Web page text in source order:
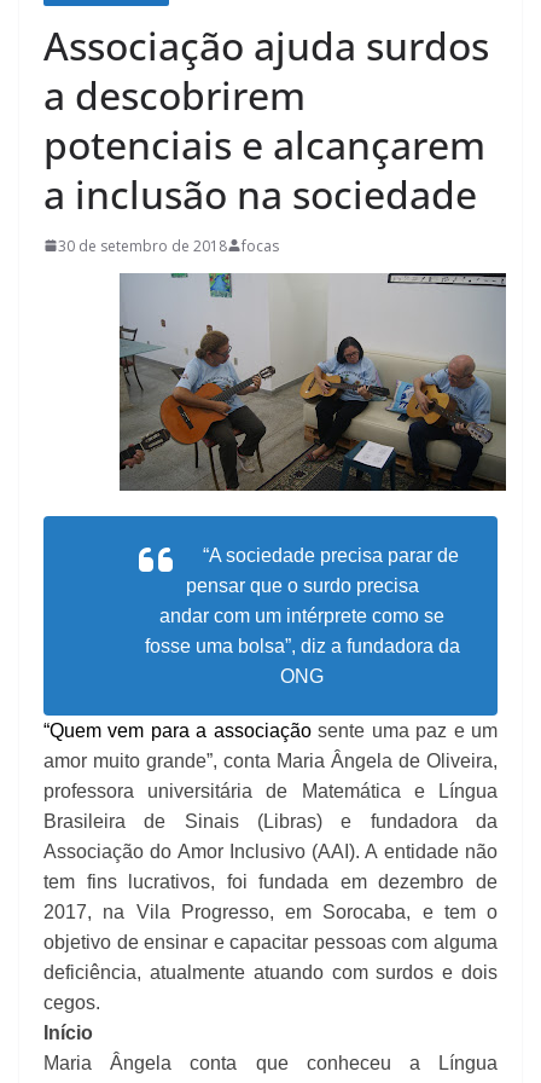
Associação ajuda surdos
a descobrirem
potenciais e alcançarem
a inclusão na sociedade
30 de setembro de 2018 focas
“A sociedade precisa parar de
pensar que o surdo precisa
andar com um intérprete como se
fosse uma bolsa”, diz a fundadora da
ONG
“Quem vem para a associaçãosente uma paz e um
amor muito grande”, conta Maria Ângela de Oliveira,
professora universitária de Matemática e Língua
Brasileira de Sinais (Libras) e fundadora da
Associação do Amor Inclusivo (AAI). A entidade não
tem fins lucrativos, foi fundada em dezembro de
2017, na Vila Progresso, em Sorocaba, e tem o
objetivo de ensinar e capacitar pessoas com alguma
deficiência, atualmente atuando com surdos e dois
cegos.
Início
Maria Ângela conta que conheceu a Língua